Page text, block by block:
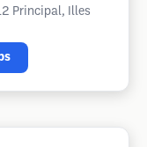
Principal, Illes